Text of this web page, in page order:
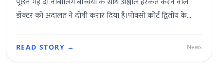
डॉक्टर को अदालत ने दोषी करार दिया है।पोक्सो कोर्ट द्वितीय के
एक्ट की धारा 9(एम)/10 के तहत दोषी मानते हुए 5 वर्ष के कठोर
READ STORY → News